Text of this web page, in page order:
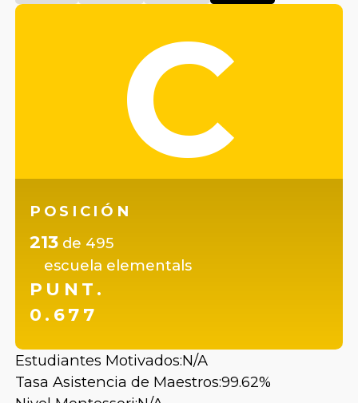
C
POSICIÓN
213 de 495
escuela elementals
PUNT.
0.677
Estudiantes Motivados:N/A
Tasa Asistencia de Maestros:99.62%